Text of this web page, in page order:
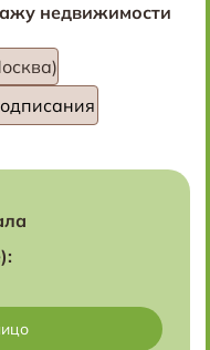
недвижимости